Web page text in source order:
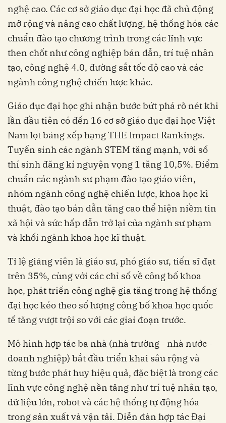
nghệ cao. Các cơ sở giáo dục đại học đã chủ động
mở rộng và nâng cao chất lượng, hệ thống hóa các
chuẩn đào tạo chương trình trong các lĩnh vực
then chốt như công nghiệp bán dẫn, trí tuệ nhân
tạo, công nghệ 4.0, đường sắt tốc độ cao và các
ngành công nghệ chiến lược khác.
Giáo dục đại học ghi nhận bước bứt phá rõ nét khi
lần đầu tiên có đến 16 cơ sở giáo dục đại học Việt
Nam lọt bảng xếp hạng THE Impact Rankings.
Tuyển sinh các ngành STEM tăng mạnh, với số
thí sinh đăng kí nguyện vọng 1 tăng 10,5%. Điểm
chuẩn các ngành sư phạm đào tạo giáo viên,
nhóm ngành công nghệ chiến lược, khoa học kĩ
thuật, đào tạo bán dẫn tăng cao thể hiện niềm tin
xã hội và sức hấp dẫn trở lại của ngành sư phạm
và khối ngành khoa học kĩ thuật.
Tỉ lệ giảng viên là giáo sư, phó giáo sư, tiến sĩ đạt
trên 35%, cùng với các chỉ số về công bố khoa
học, phát triển công nghệ gia tăng trong hệ thống
đại học kéo theo số lượng công bố khoa học quốc
tế tăng vượt trội so với các giai đoạn trước.
Mô hình hợp tác ba nhà (nhà trường - nhà nước -
doanh nghiệp) bắt đầu triển khai sâu rộng và
từng bước phát huy hiệu quả, đặc biệt là trong các
lĩnh vực công nghệ nền tảng như trí tuệ nhân tạo,
dữ liệu lớn, robot và các hệ thống tự động hóa
trong sản xuất và vận tải. Diễn đàn hợp tác Đại